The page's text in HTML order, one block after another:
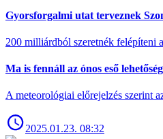
Gyorsforgalmi utat terveznek
200 milliárdból szeretnék felépíteni
Ma is fennáll az ónos eső
A meteorológiai előrejelzés szerint
2025.01.23. 08:32